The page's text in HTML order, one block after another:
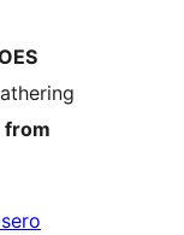
from